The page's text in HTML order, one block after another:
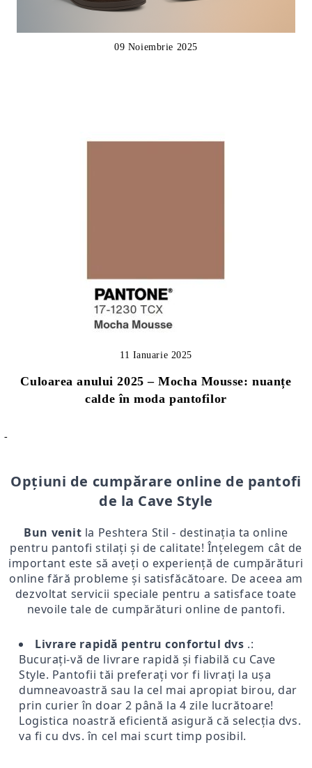
09 Noiembrie 2025
Culoarea anului 2025 – Mocha Mousse: nuanțe
calde în moda pantofilor
11 Ianuarie 2025
-
Opțiuni de cumpărare online de pantofi
de la Cave Style
Bun venit la Peshtera Stil - destinația ta online
pentru pantofi stilați și de calitate! Înțelegem cât de
important este să aveți o experiență de cumpărături
online fără probleme și satisfăcătoare. De aceea am
dezvoltat servicii speciale pentru a satisface toate
nevoile tale de cumpărături online de pantofi.
Livrare rapidă pentru confortul dvs .:
Bucurați-vă de livrare rapidă și fiabilă cu Cave
Style. Pantofii tăi preferați vor fi livrați la ușa
dumneavoastră sau la cel mai apropiat birou, dar
prin curier în doar 2 până la 4 zile lucrătoare!
Logistica noastră eficientă asigură că selecția dvs.
va fi cu dvs. în cel mai scurt timp posibil.